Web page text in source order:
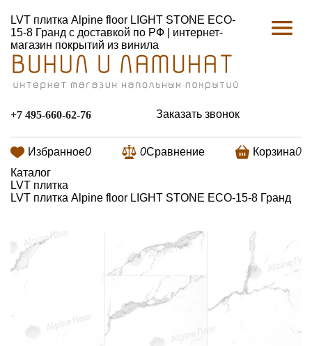
LVT плитка Alpine floor LIGHT STONE ECO-
15-8 Гранд с доставкой по РФ | интернет-
магазин покрытий из винила
+7 495-660-62-76 Заказать звонок
Избранное0 0Сравнение Корзина0
Каталог
LVT плитка
LVT плитка Alpine floor LIGHT STONE ECO-15-8 Гранд